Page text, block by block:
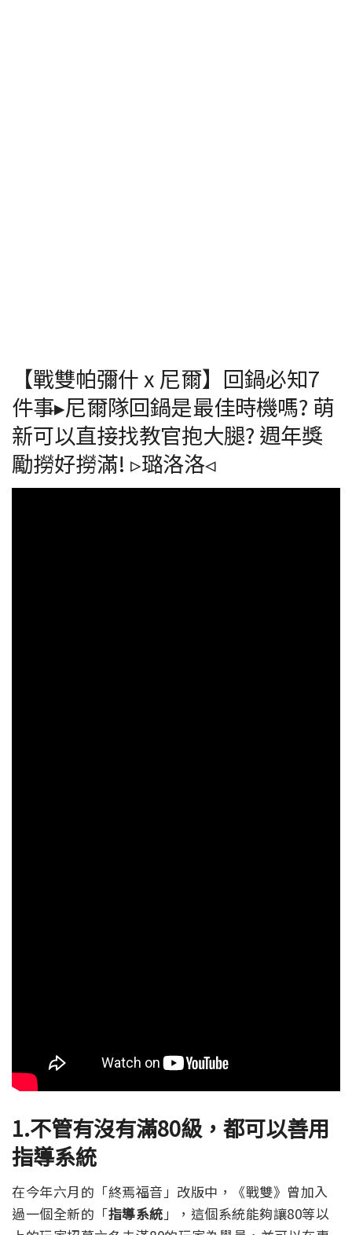
【戰雙帕彌什 x 尼爾】回鍋必知7
件事▸尼爾隊回鍋是最佳時機嗎? 萌
新可以直接找教官抱大腿? 週年獎
勵撈好撈滿! ▹璐洛洛◃
1.不管有沒有滿80級，都可以善用
指導系統
在今年六月的「終焉福音」改版中，《戰雙》曾加入
過一個全新的「指導系統 」，這個系統能夠讓80等以